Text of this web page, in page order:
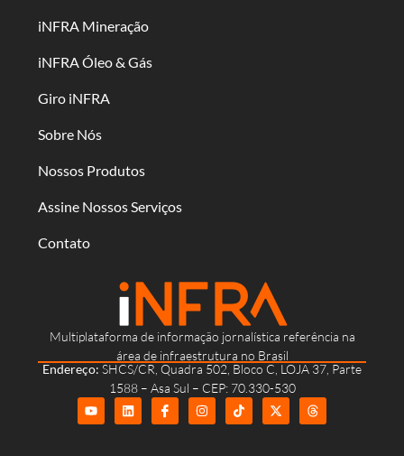
Multiplataforma de informação jornalística referência na
área de infraestrutura no Brasil
Endereço: SHCS/CR, Quadra 502, Bloco C, LOJA 37, Parte
1588 – Asa Sul – CEP: 70.330-530
iNFRA Mineração
iNFRA Óleo & Gás
Giro iNFRA
Sobre Nós
Nossos Produtos
Assine Nossos Serviços
Contato